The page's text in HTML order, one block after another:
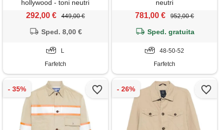
hollywood - toni neutri
292,00 € 449,00 €
Sped. 8,00 €
L
Farfetch
neutri
781,00 € 952,00 €
Sped. gratuita
48-50-52
Farfetch